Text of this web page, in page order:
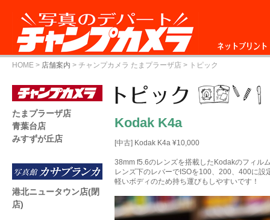
ネットプリント
HOME > 店舗案内 > チャンプカメラ たまプラーザ店 > トピック
Kodak K4a
[中古] Kodak K4a ¥10,000
38mm f5.6のレンズを搭載したKodakのフィル
レンズ下のレバーでISOを100、200、400に設
軽いボディのため持ち運びもしやすいです！
たまプラーザ店
青葉台店
みすずが丘店
港北ニュータウン店(閉
店)